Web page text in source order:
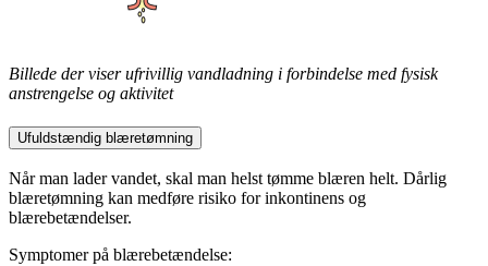
Billede der viser ufrivillig vandladning i forbindelse med fysisk
anstrengelse og aktivitet
Ufuldstændig blæretømning
Når man lader vandet, skal man helst tømme blæren helt. Dårlig
blæretømning kan medføre risiko for inkontinens og
blærebetændelser.
Symptomer på blærebetændelse: